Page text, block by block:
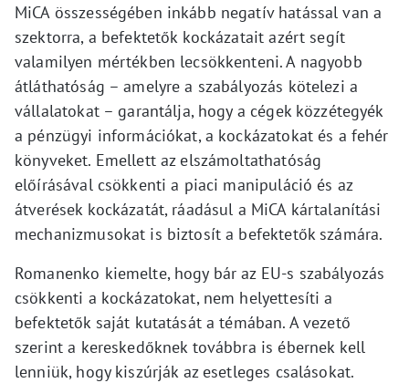
MiCA összességében inkább negatív hatással van a
szektorra, a befektetők kockázatait azért segít
valamilyen mértékben lecsökkenteni. A nagyobb
átláthatóság – amelyre a szabályozás kötelezi a
vállalatokat – garantálja, hogy a cégek közzétegyék
a pénzügyi információkat, a kockázatokat és a fehér
könyveket. Emellett az elszámoltathatóság
előírásával csökkenti a piaci manipuláció és az
átverések kockázatát, ráadásul a MiCA kártalanítási
mechanizmusokat is biztosít a befektetők számára.
Romanenko kiemelte, hogy bár az EU-s szabályozás
csökkenti a kockázatokat, nem helyettesíti a
befektetők saját kutatását a témában. A vezető
szerint a kereskedőknek továbbra is ébernek kell
lenniük, hogy kiszúrják az esetleges csalásokat.